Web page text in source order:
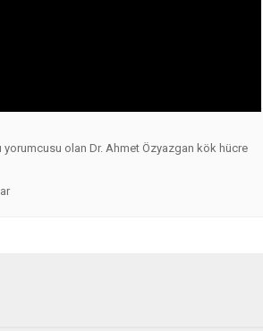
yorumcusu olan Dr. Ahmet Özyazgan kök hücre